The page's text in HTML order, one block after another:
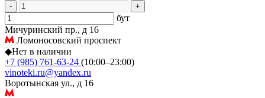
- +
бут
Мичуринский пр., д 16
Ломоносовский проспект
◆Нет в наличии
+7 (985) 761-63-24 (10:00–23:00)
vinoteki.ru@yandex.ru
Воротынская ул., д 16